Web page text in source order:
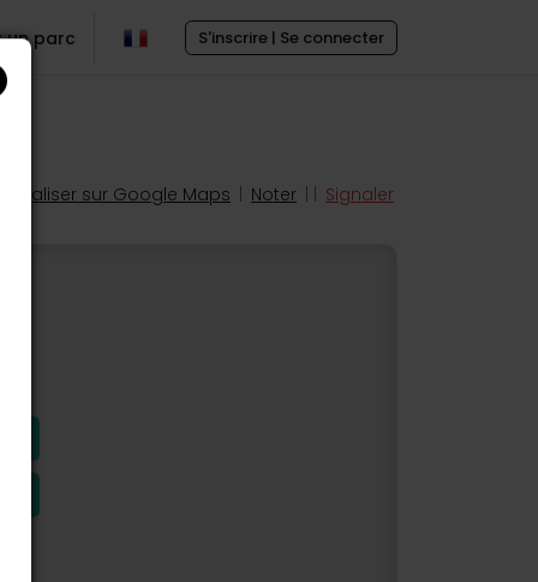
S'inscrire | Se connecter
un parc
Localiser sur Google Maps Noter Signaler